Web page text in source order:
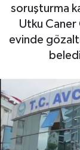
soruşturma
Utku Caner
evinde
Haber